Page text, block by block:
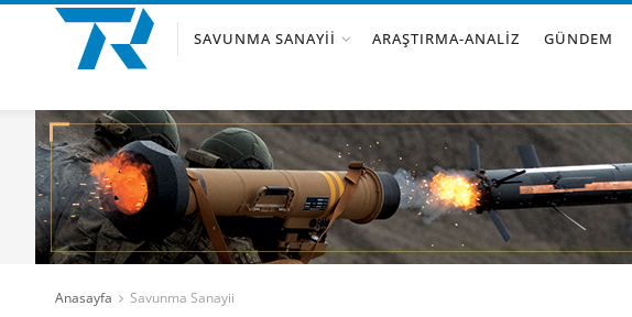
SAVUNMA SANAYII ARAŞTIRMA-ANALIZ GÜNDEM
Anasayfa Savunma Sanayii